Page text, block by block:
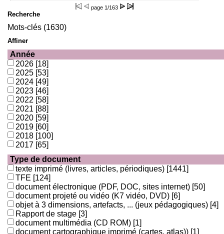
page 1/163
Recherche
Mots-clés (1630)
Affiner
Année
2026 [18]
2025 [53]
2024 [49]
2023 [46]
2022 [58]
2021 [88]
2020 [59]
2019 [60]
2018 [100]
2017 [65]
Type de document
texte imprimé (livres, articles, périodiques) [1441]
TFE [124]
document électronique (PDF, DOC, sites internet) [50]
document projeté ou vidéo (K7 vidéo, DVD) [6]
objet à 3 dimensions, artefacts, ... (jeux pédagogiques) [4]
Rapport de stage [3]
document multimédia (CD ROM) [1]
document cartographique imprimé (cartes, atlas)) [1]